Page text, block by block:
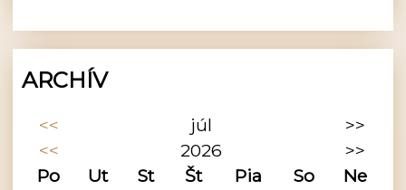
ARCHÍV
<< júl
>>
<<
2026
>>
Po
Ut St Št Pia So
Ne